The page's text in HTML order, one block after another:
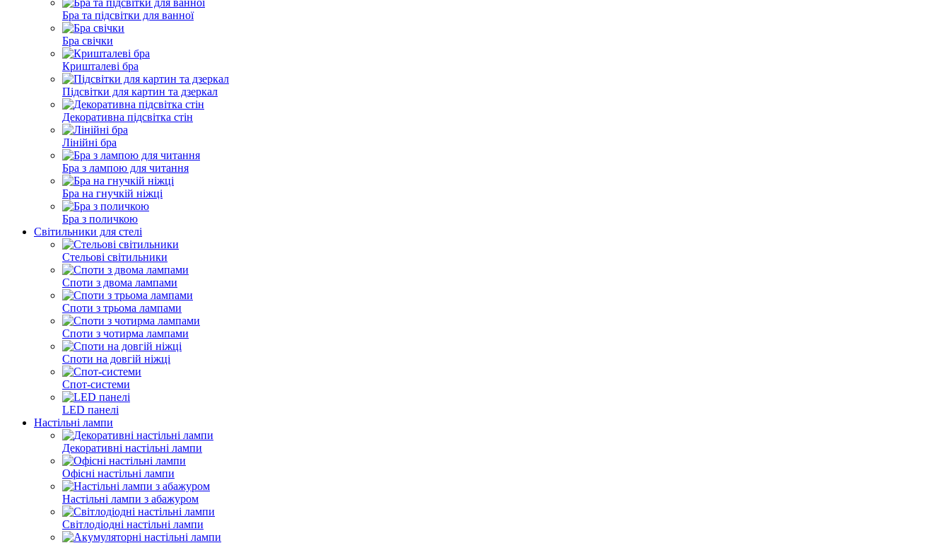
Бра та підсвітки для ванної
Бра свічки
Кришталеві бра
Підсвітки для картин та дзеркал
Декоративна підсвітка стін
Лінійні бра
Бра з лампою для читання
Бра на гнучкій ніжці
Бра з поличкою
Світильники для стелі
Стельові світильники
Споти з двома лампами
Споти з трьома лампами
Споти з чотирма лампами
Споти на довгій ніжці
Спот-системи
LED панелі
Настільні лампи
Декоративні настільні лампи
Офісні настільні лампи
Настільні лампи з абажуром
Світлодіодні настільні лампи